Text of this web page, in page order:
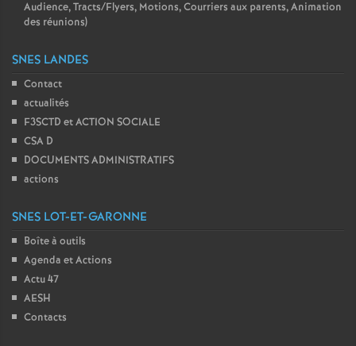
Audience, Tracts/Flyers, Motions, Courriers aux parents, Animation
des réunions)
SNES LANDES
Contact
actualités
F3SCTD et ACTION SOCIALE
CSA D
DOCUMENTS ADMINISTRATIFS
actions
SNES LOT-ET-GARONNE
Boîte à outils
Agenda et Actions
Actu 47
AESH
Contacts